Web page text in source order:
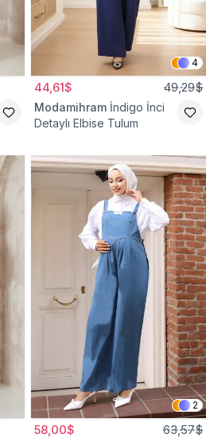
4
44,61$ 49,29$
Modamihram İndigo İnci
Detaylı Elbise Tulum
2
58,00$ 63,57$